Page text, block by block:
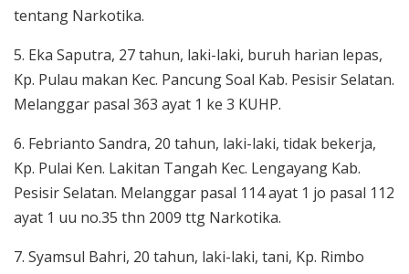
tentang Narkotika.
5. Eka Saputra, 27 tahun, laki-laki, buruh harian lepas,
Kp. Pulau makan Kec. Pancung Soal Kab. Pesisir Selatan.
Melanggar pasal 363 ayat 1 ke 3 KUHP.
6. Febrianto Sandra, 20 tahun, laki-laki, tidak bekerja,
Kp. Pulai Ken. Lakitan Tangah Kec. Lengayang Kab.
Pesisir Selatan. Melanggar pasal 114 ayat 1 jo pasal 112
ayat 1 uu no.35 thn 2009 ttg Narkotika.
7. Syamsul Bahri, 20 tahun, laki-laki, tani, Kp. Rimbo